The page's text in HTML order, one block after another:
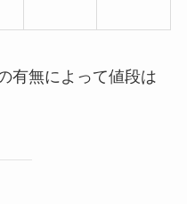
有無によって値段は